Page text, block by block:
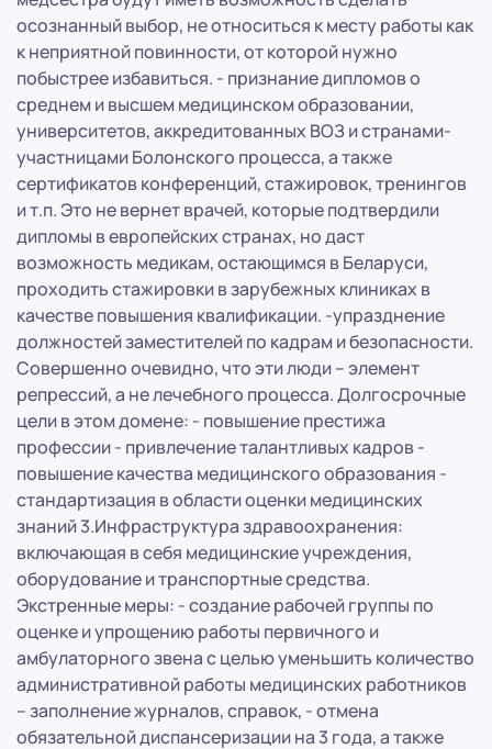
осознанный выбор, не относиться к месту работы как
к неприятной повинности, от которой нужно
побыстрее избавиться. - признание дипломов о
среднем и высшем медицинском образовании,
университетов, аккредитованных ВОЗ и странами-
участницами Болонского процесса, а также
сертификатов конференций, стажировок, тренингов
и т.п. Это не вернет врачей, которые подтвердили
дипломы в европейских странах, но даст
возможность медикам, остающимся в Беларуси,
проходить стажировки в зарубежных клиниках в
качестве повышения квалификации. -упразднение
должностей заместителей по кадрам и безопасности.
Совершенно очевидно, что эти люди – элемент
репрессий, а не лечебного процесса. Долгосрочные
цели в этом домене: - повышение престижа
профессии - привлечение талантливых кадров -
повышение качества медицинского образования -
стандартизация в области оценки медицинских
знаний 3.Инфраструктура здравоохранения:
включающая в себя медицинские учреждения,
оборудование и транспортные средства.
Экстренные меры: - создание рабочей группы по
оценке и упрощению работы первичного и
амбулаторного звена с целью уменьшить количество
административной работы медицинских работников
– заполнение журналов, справок, - отмена
обязательной диспансеризации на 3 года, а также